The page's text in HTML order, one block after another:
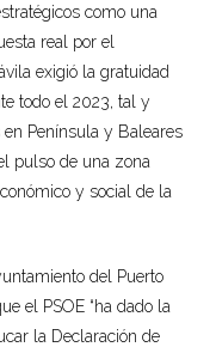
como una
real por el
exigió la gratuidad
todo el 2023, tal y
Península y Baleares
pulso de una zona
y social de la
del Puerto
el PSOE “ha dado la
la Declaración de